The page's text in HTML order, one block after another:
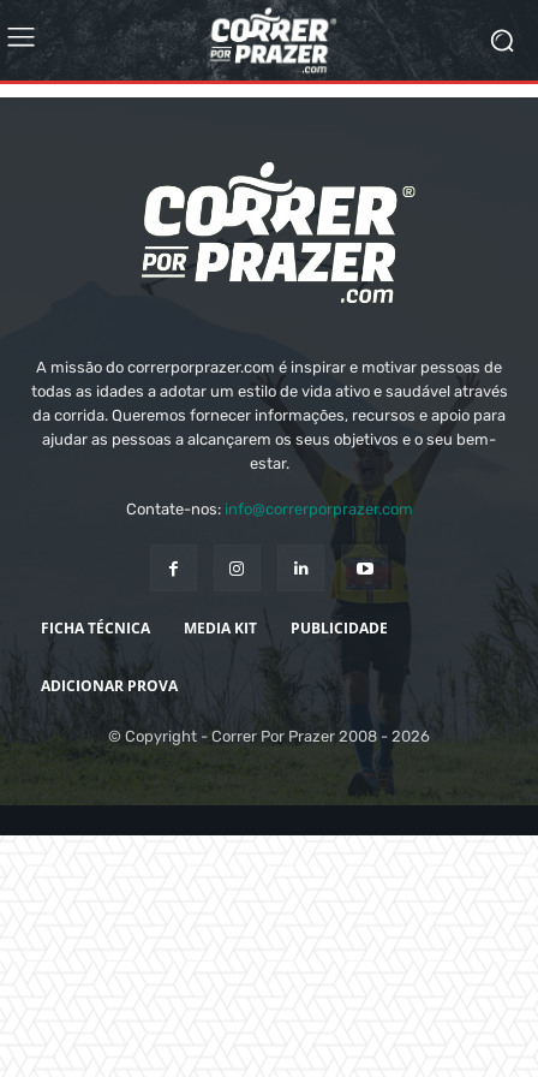
A missão do correrporprazer.com é inspirar e motivar pessoas de
todas as idades a adotar um estilo de vida ativo e saudável através
da corrida. Queremos fornecer informações, recursos e apoio para
ajudar as pessoas a alcançarem os seus objetivos e o seu bem-
estar.
Contate-nos: info@correrporprazer.com
FICHA TÉCNICA MEDIA KIT PUBLICIDADE
ADICIONAR PROVA
© Copyright - Correr Por Prazer 2008 - 2026